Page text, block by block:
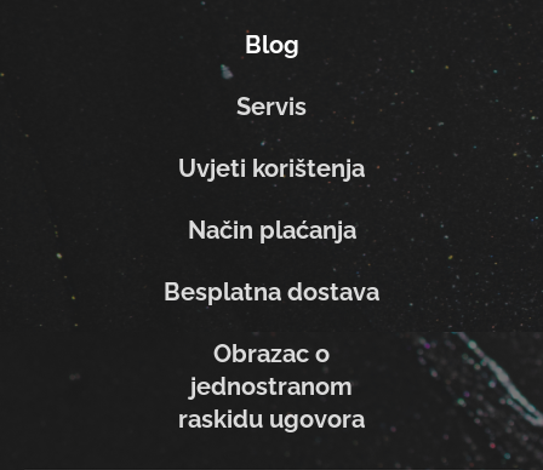
Blog
Servis
Uvjeti korištenja
Način plaćanja
Besplatna dostava
Obrazac o
jednostranom
raskidu ugovora